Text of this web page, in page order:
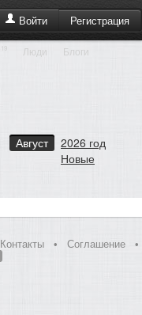
Войти Регистрация
+19 Люди Блоги
Август
2026 год
Новые
Контакты • Соглашение
•